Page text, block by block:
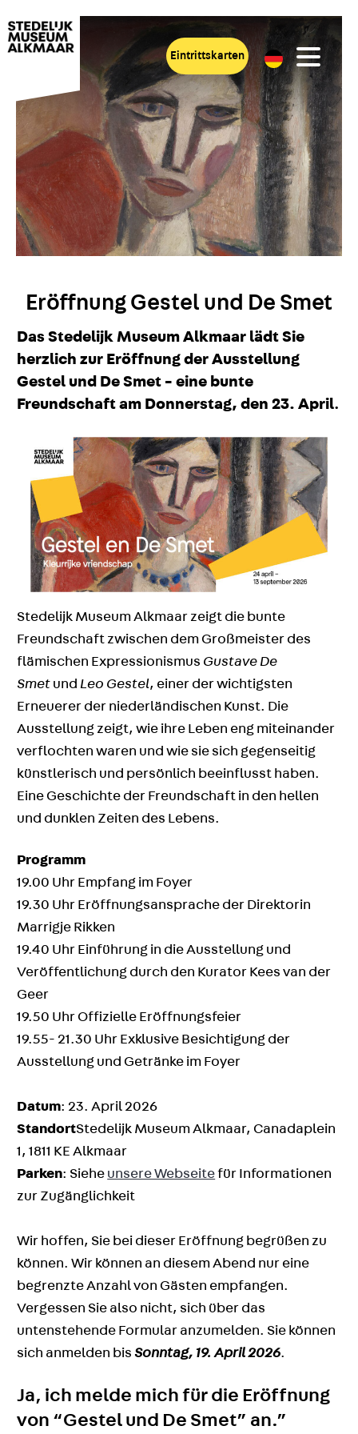
Eintrittskarten
Eröffnung Gestel und De Smet
Das Stedelijk Museum Alkmaar lädt Sie
herzlich zur Eröffnung der Ausstellung
Gestel und De Smet - eine bunte
Freundschaft am Donnerstag, den 23. April.
Stedelijk Museum Alkmaar zeigt die bunte
Freundschaft zwischen dem Großmeister des
flämischen Expressionismus Gustave De
Smet und Leo Gestel, einer der wichtigsten
Erneuerer der niederländischen Kunst. Die
Ausstellung zeigt, wie ihre Leben eng miteinander
verflochten waren und wie sie sich gegenseitig
künstlerisch und persönlich beeinflusst haben.
Eine Geschichte der Freundschaft in den hellen
und dunklen Zeiten des Lebens.
Programm
19.00 Uhr Empfang im Foyer
19.30 Uhr Eröffnungsansprache der Direktorin
Marrigje Rikken
19.40 Uhr Einführung in die Ausstellung und
Veröffentlichung durch den Kurator Kees van der
Geer
19.50 Uhr Offizielle Eröffnungsfeier
19.55- 21.30 Uhr Exklusive Besichtigung der
Ausstellung und Getränke im Foyer
Datum: 23. April 2026
StandortStedelijk Museum Alkmaar, Canadaplein
1, 1811 KE Alkmaar
Parken: Siehe unsere Webseitefür Informationen
zur Zugänglichkeit
Wir hoffen, Sie bei dieser Eröffnung begrüßen zu
können. Wir können an diesem Abend nur eine
begrenzte Anzahl von Gästen empfangen.
Vergessen Sie also nicht, sich über das
untenstehende Formular anzumelden. Sie können
sich anmelden bisSonntag, 19. April 2026.
Ja, ich melde mich für die Eröffnung
von “Gestel und De Smet” an.”